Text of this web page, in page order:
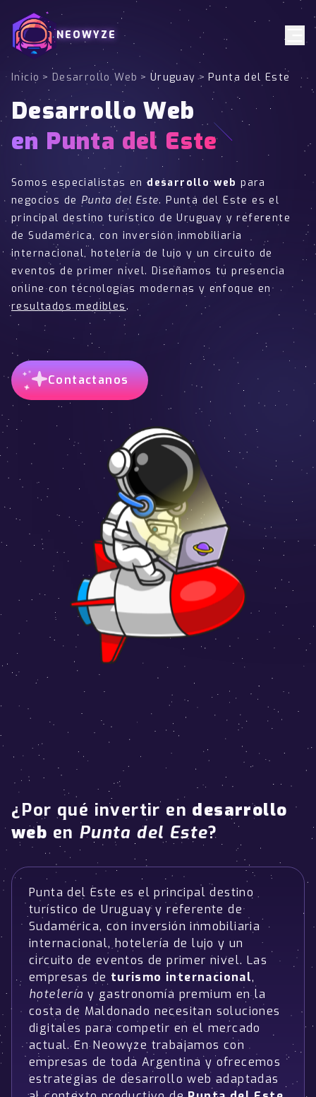
NEOWYZE
Inicio > Desarrollo Web > Uruguay > Punta del Este
Desarrollo Web
en Punta del Este
Somos especialistas endesarrollo web para
negocios de Punta del Este. Punta del Este es el
principal destino turístico de Uruguay y referente
de Sudamérica, con inversión inmobiliaria
internacional, hotelería de lujo y un circuito de
eventos de primer nivel. Diseñamos tu presencia
online con tecnologías modernas y enfoque en
resultados medibles.
Contactanos
¿Por qué invertir en desarrollo
web en Punta del Este?
Punta del Este es el principal destino
turístico de Uruguay y referente de
Sudamérica, con inversión inmobiliaria
internacional, hotelería de lujo y un
circuito de eventos de primer nivel. Las
empresas de turismo internacional,
hotelería y gastronomía premium en la
costa de Maldonado necesitan soluciones
digitales para competir en el mercado
actual. En Neowyze trabajamos con
empresas de toda Argentina y ofrecemos
estrategias de desarrollo web adaptadas